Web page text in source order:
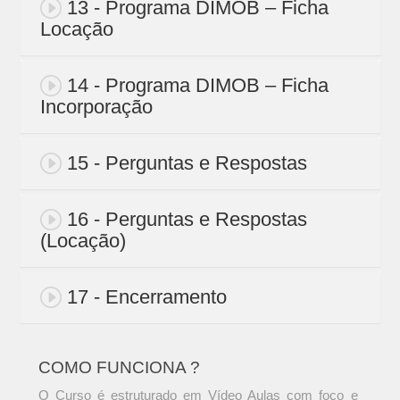
13 - Programa DIMOB – Ficha
Locação
14 - Programa DIMOB – Ficha
Incorporação
15 - Perguntas e Respostas
16 - Perguntas e Respostas
(Locação)
17 - Encerramento
COMO FUNCIONA ?
O Curso é estruturado em Vídeo Aulas com foco e